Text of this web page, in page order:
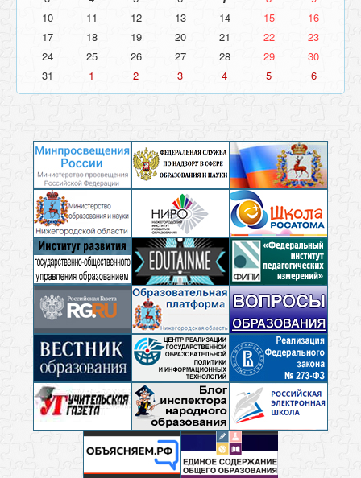
10
11 12 13 14 15
16
17
18 19 20 21 22
23
24
25 26 27 28 29
30
31
1 2 3 4 5 6